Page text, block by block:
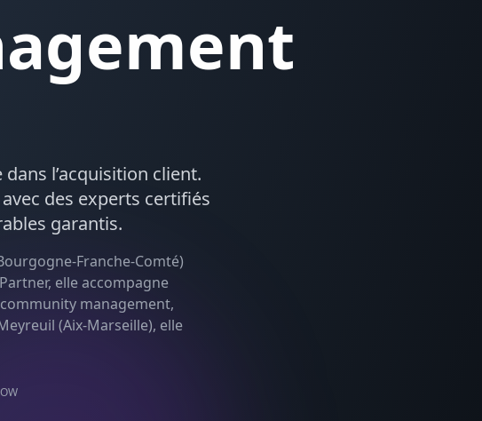
dans l’acquisition client.
des experts certifiés
garantis.
Franche-Comté)
elle accompagne
community management,
(Aix-Marseille), elle